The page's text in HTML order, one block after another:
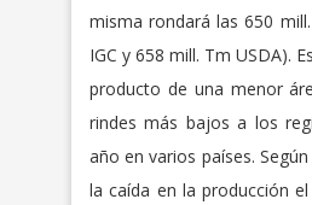
misma rondará las 650
IGC y 658 mill. Tm USDA).
producto de una menor
rindes más bajos a los
año en varios países.
la caída en la producción